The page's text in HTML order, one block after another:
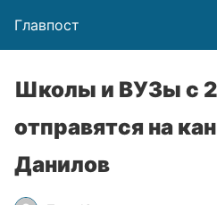
Главпост
Школы и ВУЗы с
отправятся на
Данилов